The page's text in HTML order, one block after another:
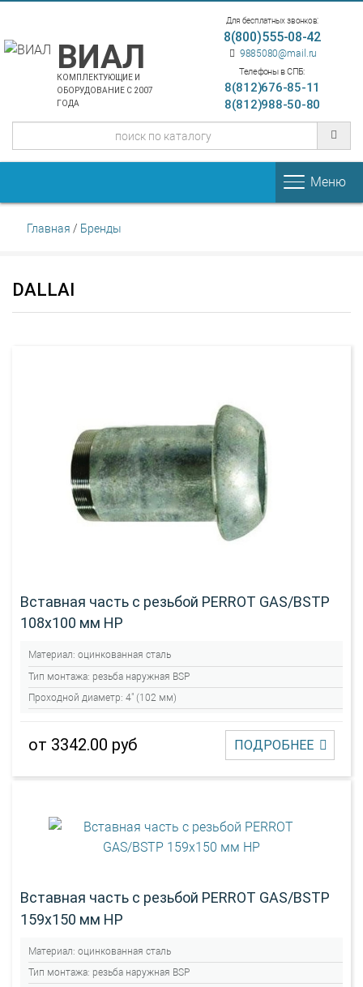
ВИАЛ
КОМПЛЕКТУЮЩИЕ И
ОБОРУДОВАНИЕ С 2007
ГОДА
Для бесплатных звонков:
8(800)555-08-42
9885080@mail.ru
Телефоны в СПБ:
8(812)676-85-11
8(812)988-50-80
Меню
Главная / Бренды
DALLAI
Вставная часть с резьбой PERROT GAS/BSTP
108х100 мм НР
Материал: оцинкованная сталь
Тип монтажа: резьба наружная BSP
Проходной диаметр: 4" (102 мм)
от 3342.00 руб ПОДРОБНЕЕ
Вставная часть с резьбой PERROT GAS/BSTP
159х150 мм НР
Материал: оцинкованная сталь
Тип монтажа: резьба наружная BSP